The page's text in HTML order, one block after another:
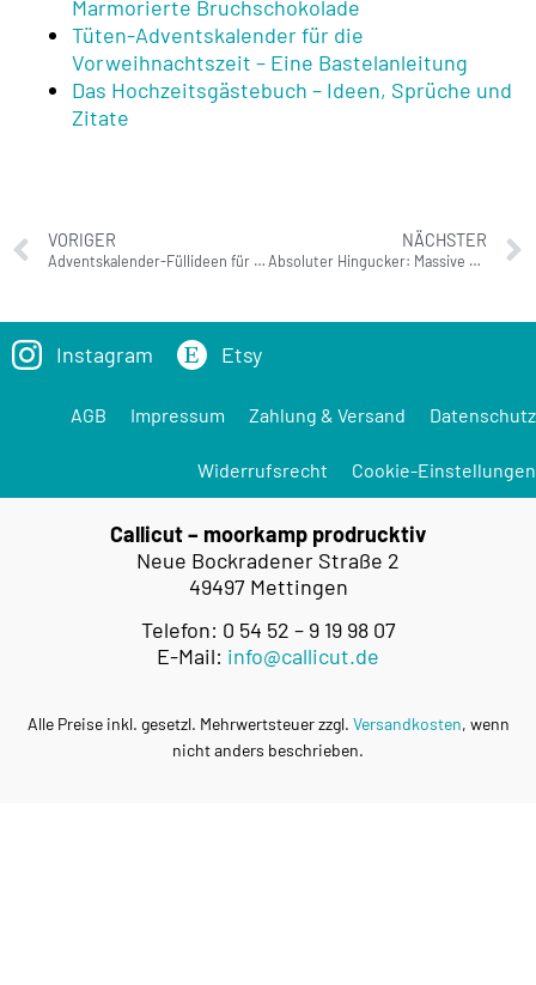
Marmorierte Bruchschokolade
Tüten-Adventskalender für die
Vorweihnachtszeit – Eine Bastelanleitung
Das Hochzeitsgästebuch – Ideen, Sprüche und
Zitate
VORIGER
Adventskalender-Füllideen für Kinder
NÄCHSTER
Absoluter Hingucker: Massive Tischplatten mit Lasergravur
Instagram Etsy
AGB Impressum Zahlung & Versand Datenschutz
Widerrufsrecht Cookie-Einstellungen
Callicut – moorkamp prodrucktiv
Neue Bockradener Straße 2
49497 Mettingen
Telefon: 0 54 52 – 9 19 98 07
E-Mail: info@callicut.de
Alle Preise inkl. gesetzl. Mehrwertsteuer zzgl. Versandkosten, wenn
nicht anders beschrieben.